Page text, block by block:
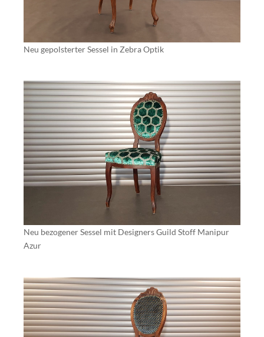
Neu gepolsterter Sessel in Zebra Optik
Neu bezogener Sessel mit Designers Guild Stoff Manipur
Azur